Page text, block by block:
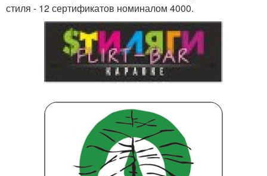
стиля - 12 сертификатов номиналом 4000.